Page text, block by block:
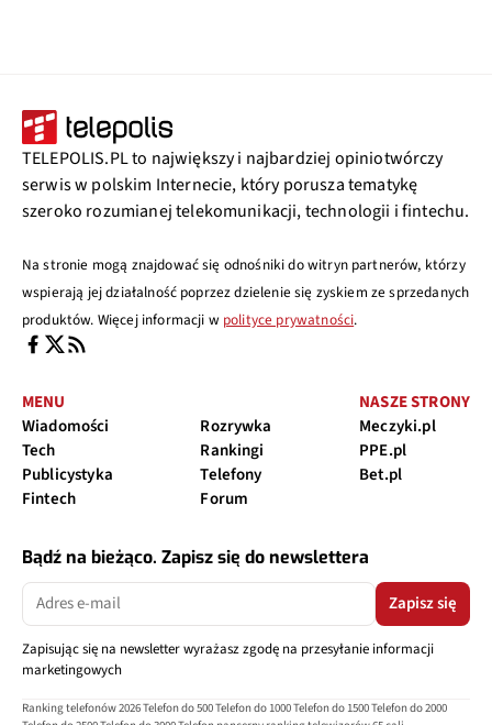
TELEPOLIS.PL to największy i najbardziej opiniotwórczy
serwis w polskim Internecie, który porusza tematykę
szeroko rozumianej telekomunikacji, technologii i fintechu.
Na stronie mogą znajdować się odnośniki do witryn partnerów, którzy
wspierają jej działalność poprzez dzielenie się zyskiem ze sprzedanych
produktów. Więcej informacji w polityce prywatności.
MENU
Wiadomości
Tech
Publicystyka
Fintech
Rozrywka
Rankingi
Telefony
Forum
NASZE STRONY
Meczyki.pl
PPE.pl
Bet.pl
Bądź na bieżąco. Zapisz się do newslettera
Zapisz się
Zapisując się na newsletter wyrażasz zgodę na przesyłanie informacji
marketingowych
Ranking telefonów 2026Telefon do 500Telefon do 1000Telefon do 1500Telefon do 2000